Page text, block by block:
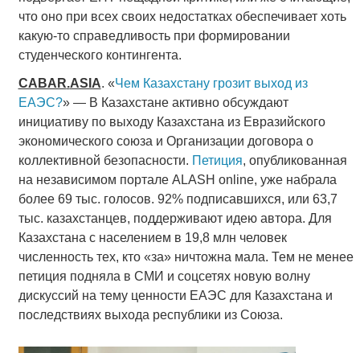
что оно при всех своих недостатках обеспечивает хоть
какую-то справедливость при формировании
студенческого контингента.
CABAR.ASIA. «Чем Казахстану грозит выход из
ЕАЭС?» — В Казахстане активно обсуждают
инициативу по выходу Казахстана из Евразийского
экономического союза и Организации договора о
коллективной безопасности. Петиция, опубликованная
на независимом портале ALASH online, уже набрала
более 69 тыс. голосов. 92% подписавшихся, или 63,7
тыс. казахстанцев, поддерживают идею автора. Для
Казахстана с населением в 19,8 млн человек
численность тех, кто «за» ничтожна мала. Тем не менее
петиция подняла в СМИ и соцсетях новую волну
дискуссий на тему ценности ЕАЭС для Казахстана и
последствиях выхода республики из Союза.